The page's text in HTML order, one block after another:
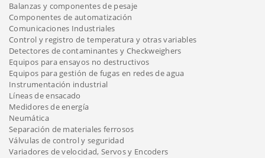
Balanzas y componentes de pesaje
Componentes de automatización
Comunicaciones Industriales
Control y registro de temperatura y otras variables
Detectores de contaminantes y Checkweighers
Equipos para ensayos no destructivos
Equipos para gestión de fugas en redes de agua
Instrumentación industrial
Líneas de ensacado
Medidores de energía
Neumática
Separación de materiales ferrosos
Válvulas de control y seguridad
Variadores de velocidad, Servos y Encoders